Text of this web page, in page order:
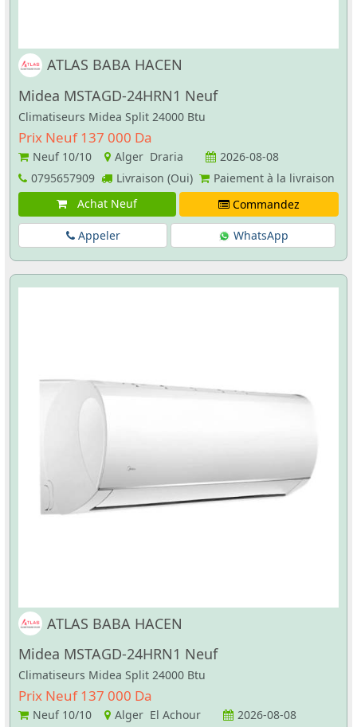
ATLAS BABA HACEN
Midea MSTAGD-24HRN1 Neuf
Climatiseurs Midea Split 24000 Btu
Prix Neuf 137 000 Da
Neuf 10/10 Alger Draria
2026-08-08
0795657909
Livraison (Oui)
Paiement à la livraison
Achat Neuf
Commandez
Appeler WhatsApp
ATLAS BABA HACEN
Midea MSTAGD-24HRN1 Neuf
Climatiseurs Midea Split 24000 Btu
Prix Neuf 137 000 Da
Neuf 10/10 Alger El Achour
2026-08-08